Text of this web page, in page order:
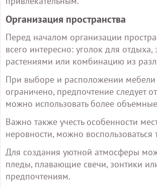
Организация пространства
Перед началом организации
всего интересно: уголок для
растениями или комбинацию из
При выборе и расположении мебели
ограничено, предпочтение следует
можно использовать более
Важно также учесть особенности
неровности, можно
Для создания уютной атмосферы
пледы, плавающие свечи, зонтики
предпочтениям.